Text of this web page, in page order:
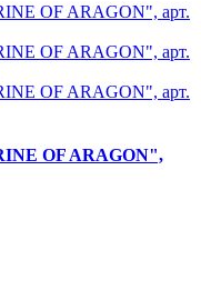
OF ARAGON",